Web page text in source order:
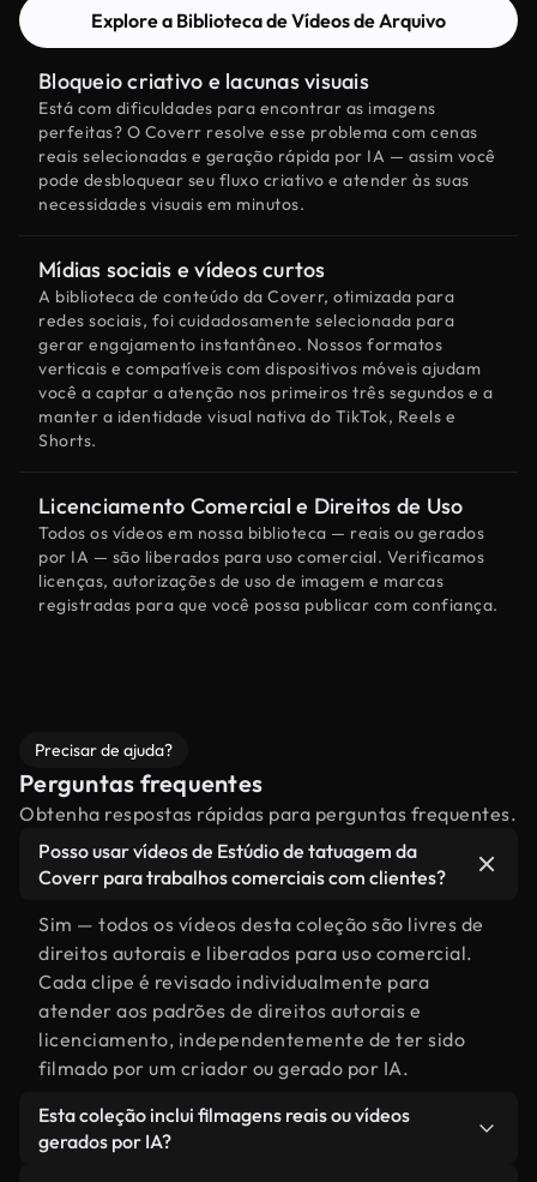
Explore a Biblioteca de Vídeos de Arquivo
Bloqueio criativo e lacunas visuais
Está com dificuldades para encontrar as imagens
perfeitas? O Coverr resolve esse problema com cenas
reais selecionadas e geração rápida por IA — assim você
pode desbloquear seu fluxo criativo e atender às suas
necessidades visuais em minutos.
Mídias sociais e vídeos curtos
A biblioteca de conteúdo da Coverr, otimizada para
redes sociais, foi cuidadosamente selecionada para
gerar engajamento instantâneo. Nossos formatos
verticais e compatíveis com dispositivos móveis ajudam
você a captar a atenção nos primeiros três segundos e a
manter a identidade visual nativa do TikTok, Reels e
Shorts.
Licenciamento Comercial e Direitos de Uso
Todos os vídeos em nossa biblioteca — reais ou gerados
por IA — são liberados para uso comercial. Verificamos
licenças, autorizações de uso de imagem e marcas
registradas para que você possa publicar com confiança.
Precisar de ajuda?
Perguntas frequentes
Obtenha respostas rápidas para perguntas frequentes.
Posso usar vídeos de Estúdio de tatuagem da
Coverr para trabalhos comerciais com clientes?
Sim — todos os vídeos desta coleção são livres de
direitos autorais e liberados para uso comercial.
Cada clipe é revisado individualmente para
atender aos padrões de direitos autorais e
licenciamento, independentemente de ter sido
filmado por um criador ou gerado por IA.
Esta coleção inclui filmagens reais ou vídeos
gerados por IA?